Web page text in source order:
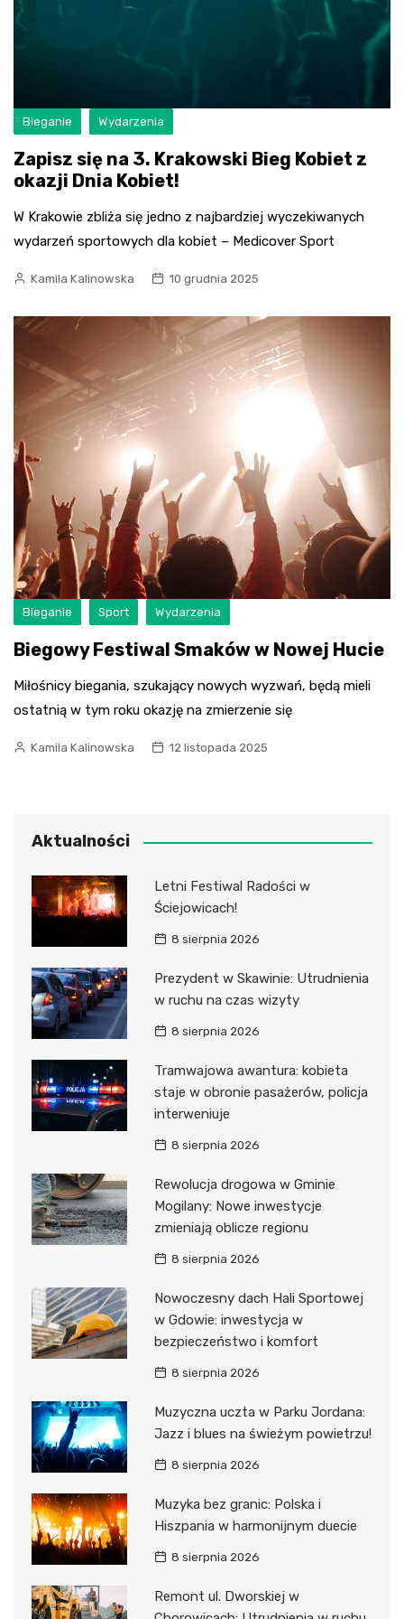
Bieganie Wydarzenia
Zapisz się na 3. Krakowski Bieg Kobiet z
okazji Dnia Kobiet!
W Krakowie zbliża się jedno z najbardziej wyczekiwanych
wydarzeń sportowych dla kobiet – Medicover Sport
Kamila Kalinowska 10 grudnia 2025
Bieganie Sport Wydarzenia
Biegowy Festiwal Smaków w Nowej Hucie
Miłośnicy biegania, szukający nowych wyzwań, będą mieli
ostatnią w tym roku okazję na zmierzenie się
Kamila Kalinowska 12 listopada 2025
Aktualności
Letni Festiwal Radości w
Ściejowicach!
8 sierpnia 2026
Prezydent w Skawinie: Utrudnienia
w ruchu na czas wizyty
8 sierpnia 2026
Tramwajowa awantura: kobieta
staje w obronie pasażerów, policja
interweniuje
8 sierpnia 2026
Rewolucja drogowa w Gminie
Mogilany: Nowe inwestycje
zmieniają oblicze regionu
8 sierpnia 2026
Nowoczesny dach Hali Sportowej
w Gdowie: inwestycja w
bezpieczeństwo i komfort
8 sierpnia 2026
Muzyczna uczta w Parku Jordana:
Jazz i blues na świeżym powietrzu!
8 sierpnia 2026
Muzyka bez granic: Polska i
Hiszpania w harmonijnym duecie
8 sierpnia 2026
Remont ul. Dworskiej w